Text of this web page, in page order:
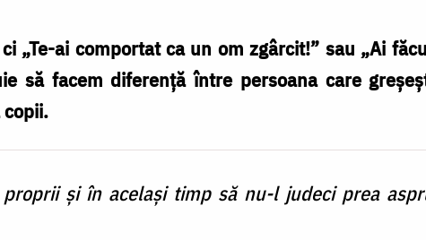
„Te-ai comportat ca un om zgârcit!” sau „Ai
să facem diferenţă între persoana care
şi în acelaşi timp să nu-l judeci prea